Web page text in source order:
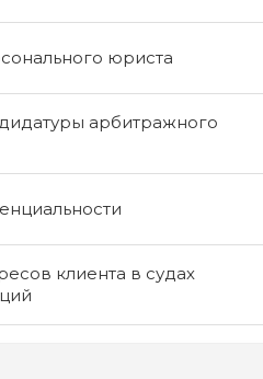
юриста
арбитражного
клиента в судах